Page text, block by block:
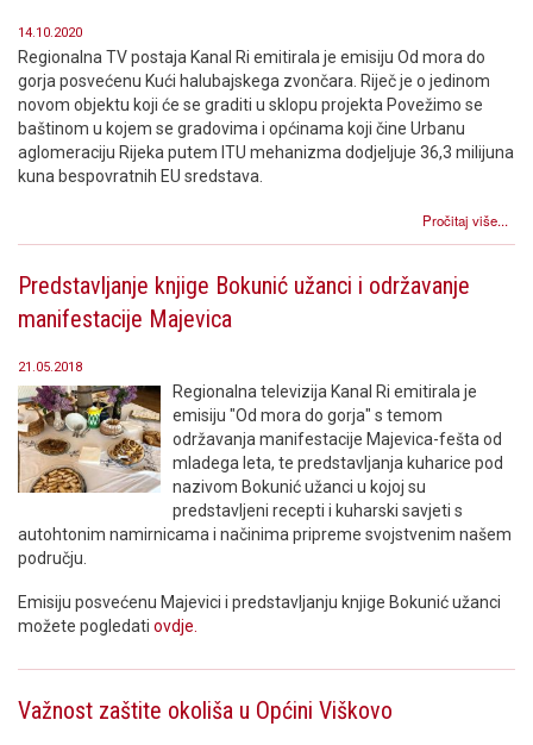
14.10.2020
Regionalna TV postaja Kanal Ri emitirala je emisiju Od mora do
gorja posvećenu Kući halubajskega zvončara. Riječ je o jedinom
novom objektu koji će se graditi u sklopu projekta Povežimo se
baštinom u kojem se gradovima i općinama koji čine Urbanu
aglomeraciju Rijeka putem ITU mehanizma dodjeljuje 36,3 milijuna
kuna bespovratnih EU sredstava.
Pročitaj više...
Predstavljanje knjige Bokunić užanci i održavanje
manifestacije Majevica
21.05.2018
Regionalna televizija Kanal Ri emitirala je
emisiju "Od mora do gorja" s temom
održavanja manifestacije Majevica-fešta od
mladega leta, te predstavljanja kuharice pod
nazivom Bokunić užanci u kojoj su
predstavljeni recepti i kuharski savjeti s
autohtonim namirnicama i načinima pripreme svojstvenim našem
području.
Emisiju posvećenu Majevici i predstavljanju knjige Bokunić užanci
možete pogledati ovdje.
Važnost zaštite okoliša u Općini Viškovo